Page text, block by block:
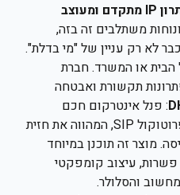
משתלבים זה בזה,
לא רק עניין של "מי בדלת".
הבית או המשרד. חברת
תקשורת ואבטחה
: פנל אינטרקום חכם
מבוסס טכנולוגיית TCP/IP ופרוטוקול SIP, המהווה את חזית
מוצר זה תוכנן במיוחד
עיצוב קומפקטי
והסלולר.